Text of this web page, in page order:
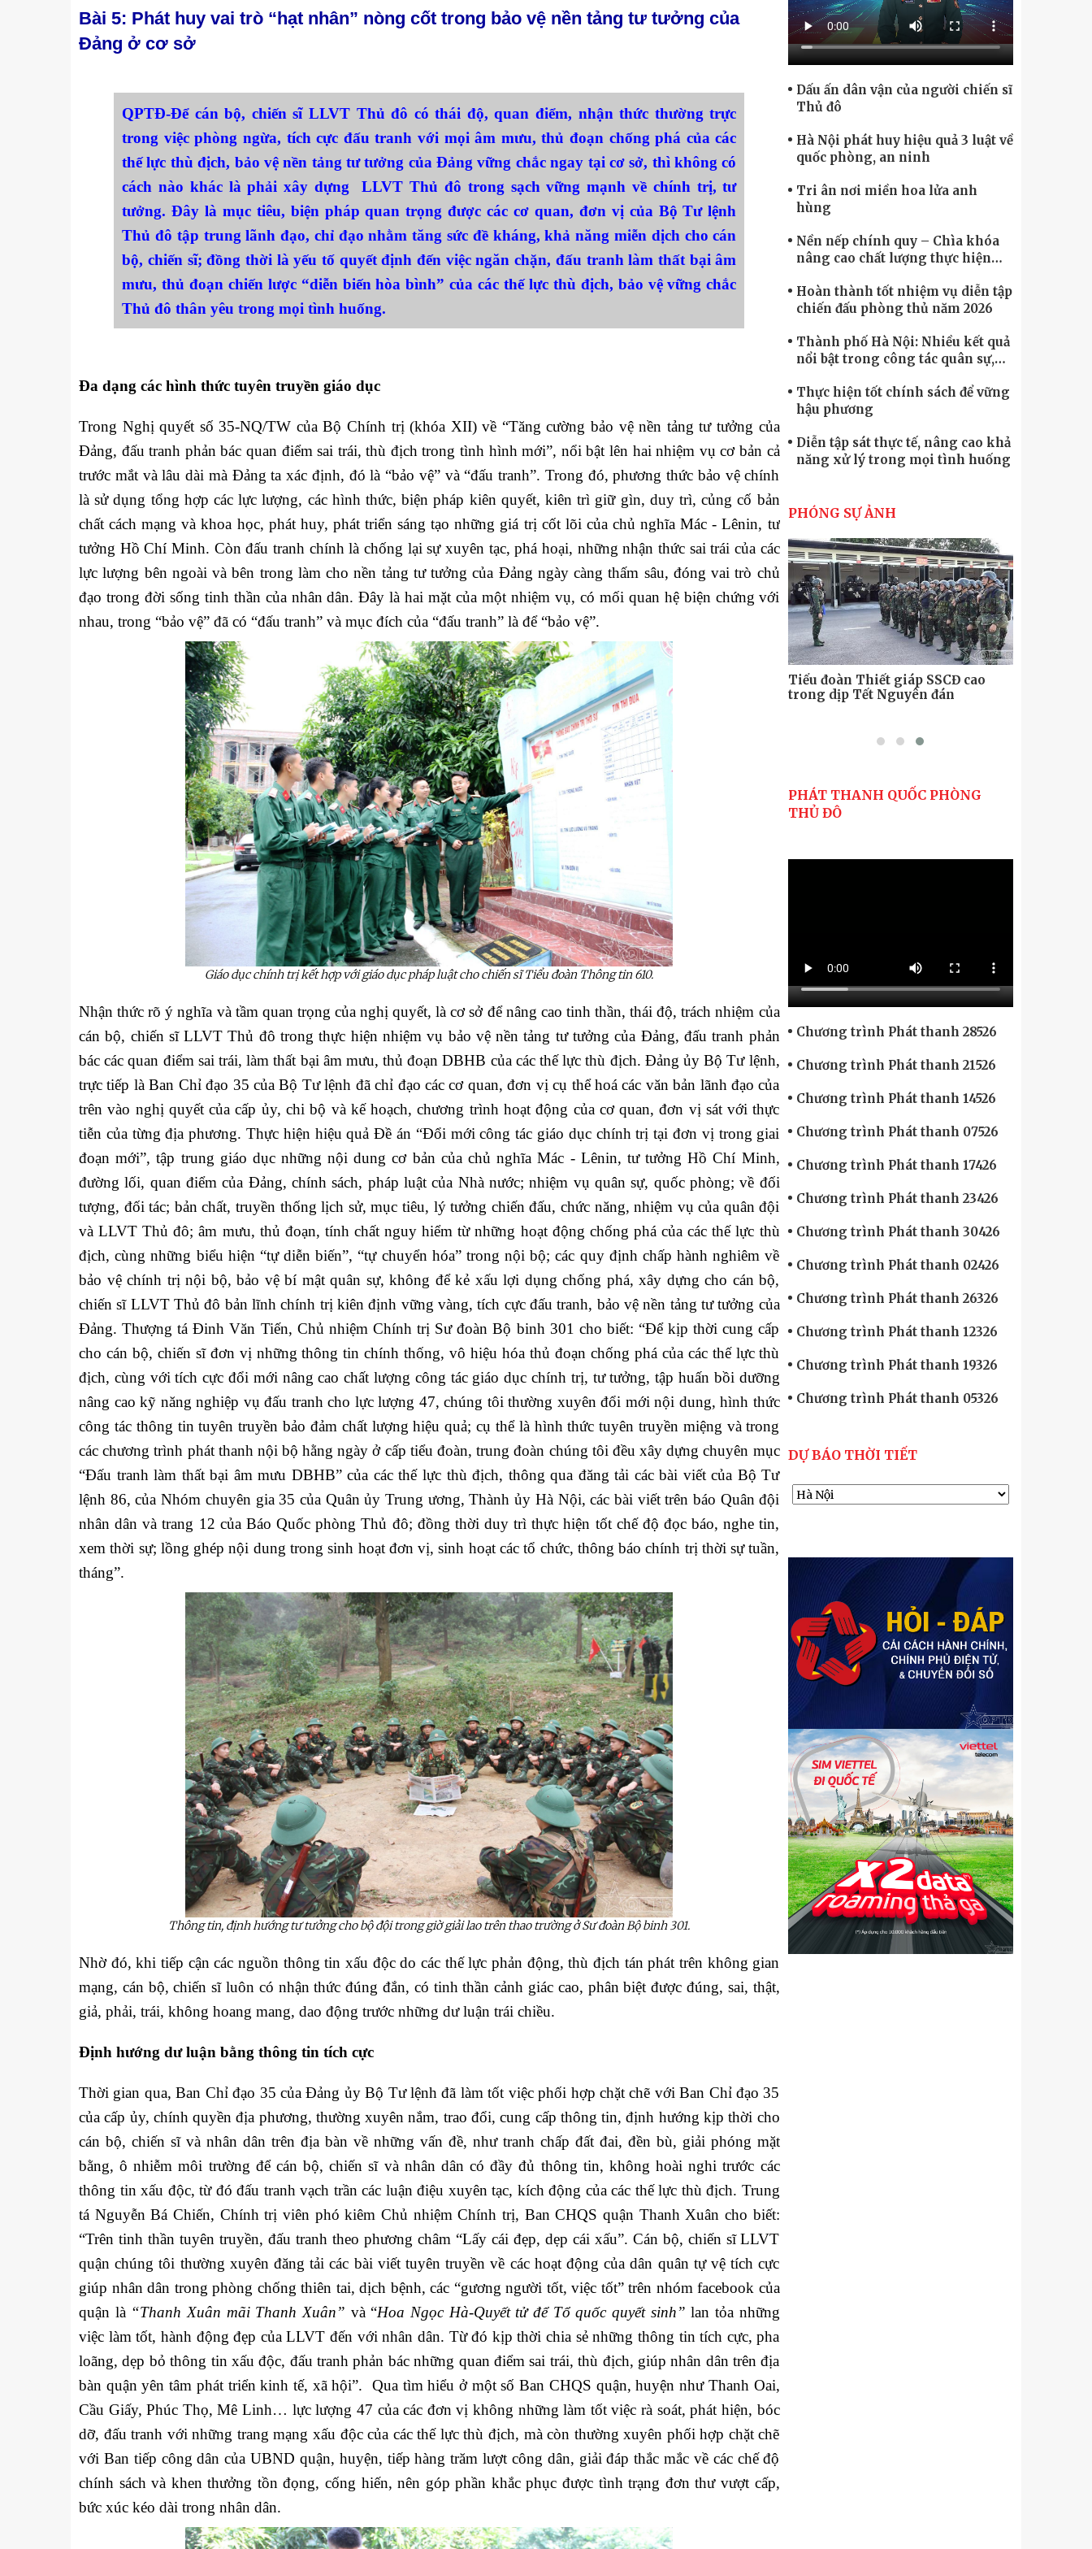
Cải cách hành chính, Chính phủ điện tử, Chuyển đổi số
Bài 5: Phát huy vai trò “hạt nhân” nòng cốt trong bảo vệ nền tảng tư tưởng của
Đảng ở cơ sở
QPTĐ-Để cán bộ, chiến sĩ LLVT Thủ đô có thái độ, quan điểm, nhận thức thường trực
trong việc phòng ngừa, tích cực đấu tranh với mọi âm mưu, thủ đoạn chống phá của các
thế lực thù địch, bảo vệ nền tảng tư tưởng của Đảng vững chắc ngay tại cơ sở, thì không có
cách nào khác là phải xây dựng LLVT Thủ đô trong sạch vững mạnh về chính trị, tư
tưởng. Đây là mục tiêu, biện pháp quan trọng được các cơ quan, đơn vị của Bộ Tư lệnh
Thủ đô tập trung lãnh đạo, chỉ đạo nhằm tăng sức đề kháng, khả năng miễn dịch cho cán
bộ, chiến sĩ; đồng thời là yếu tố quyết định đến việc ngăn chặn, đấu tranh làm thất bại âm
mưu, thủ đoạn chiến lược “diễn biến hòa bình” của các thế lực thù địch, bảo vệ vững chắc
Thủ đô thân yêu trong mọi tình huống.
Đa dạng các hình thức tuyên truyền giáo dục
Trong Nghị quyết số 35-NQ/TW của Bộ Chính trị (khóa XII) về “Tăng cường bảo vệ nền tảng tư tưởng của
Đảng, đấu tranh phản bác quan điểm sai trái, thù địch trong tình hình mới”, nổi bật lên hai nhiệm vụ cơ bản cả
trước mắt và lâu dài mà Đảng ta xác định, đó là “bảo vệ” và “đấu tranh”. Trong đó, phương thức bảo vệ chính
là sử dụng tổng hợp các lực lượng, các hình thức, biện pháp kiên quyết, kiên trì giữ gìn, duy trì, củng cố bản
chất cách mạng và khoa học, phát huy, phát triển sáng tạo những giá trị cốt lõi của chủ nghĩa Mác - Lênin, tư
tưởng Hồ Chí Minh. Còn đấu tranh chính là chống lại sự xuyên tạc, phá hoại, những nhận thức sai trái của các
lực lượng bên ngoài và bên trong làm cho nền tảng tư tưởng của Đảng ngày càng thấm sâu, đóng vai trò chủ
đạo trong đời sống tinh thần của nhân dân. Đây là hai mặt của một nhiệm vụ, có mối quan hệ biện chứng với
nhau, trong “bảo vệ” đã có “đấu tranh” và mục đích của “đấu tranh” là để “bảo vệ”.
Giáo dục chính trị kết hợp với giáo dục pháp luật cho chiến sĩ Tiểu đoàn Thông tin 610.
Nhận thức rõ ý nghĩa và tầm quan trọng của nghị quyết, là cơ sở để nâng cao tinh thần, thái độ, trách nhiệm của
cán bộ, chiến sĩ LLVT Thủ đô trong thực hiện nhiệm vụ bảo vệ nền tảng tư tưởng của Đảng, đấu tranh phản
bác các quan điểm sai trái, làm thất bại âm mưu, thủ đoạn DBHB của các thế lực thù địch. Đảng ủy Bộ Tư lệnh,
trực tiếp là Ban Chỉ đạo 35 của Bộ Tư lệnh đã chỉ đạo các cơ quan, đơn vị cụ thể hoá các văn bản lãnh đạo của
trên vào nghị quyết của cấp ủy, chi bộ và kế hoạch, chương trình hoạt động của cơ quan, đơn vị sát với thực
tiễn của từng địa phương. Thực hiện hiệu quả Đề án “Đổi mới công tác giáo dục chính trị tại đơn vị trong giai
đoạn mới”, tập trung giáo dục những nội dung cơ bản của chủ nghĩa Mác - Lênin, tư tưởng Hồ Chí Minh,
đường lối, quan điểm của Đảng, chính sách, pháp luật của Nhà nước; nhiệm vụ quân sự, quốc phòng; về đối
tượng, đối tác; bản chất, truyền thống lịch sử, mục tiêu, lý tưởng chiến đấu, chức năng, nhiệm vụ của quân đội
và LLVT Thủ đô; âm mưu, thủ đoạn, tính chất nguy hiểm từ những hoạt động chống phá của các thế lực thù
địch, cùng những biểu hiện “tự diễn biến”, “tự chuyển hóa” trong nội bộ; các quy định chấp hành nghiêm về
bảo vệ chính trị nội bộ, bảo vệ bí mật quân sự, không để kẻ xấu lợi dụng chống phá, xây dựng cho cán bộ,
chiến sĩ LLVT Thủ đô bản lĩnh chính trị kiên định vững vàng, tích cực đấu tranh, bảo vệ nền tảng tư tưởng của
Đảng. Thượng tá Đinh Văn Tiến, Chủ nhiệm Chính trị Sư đoàn Bộ binh 301 cho biết: “Để kịp thời cung cấp
cho cán bộ, chiến sĩ đơn vị những thông tin chính thống, vô hiệu hóa thủ đoạn chống phá của các thế lực thù
địch, cùng với tích cực đổi mới nâng cao chất lượng công tác giáo dục chính trị, tư tưởng, tập huấn bồi dưỡng
nâng cao kỹ năng nghiệp vụ đấu tranh cho lực lượng 47, chúng tôi thường xuyên đổi mới nội dung, hình thức
công tác thông tin tuyên truyền bảo đảm chất lượng hiệu quả; cụ thể là hình thức tuyên truyền miệng và trong
các chương trình phát thanh nội bộ hằng ngày ở cấp tiểu đoàn, trung đoàn chúng tôi đều xây dựng chuyên mục
“Đấu tranh làm thất bại âm mưu DBHB” của các thế lực thù địch, thông qua đăng tải các bài viết của Bộ Tư
lệnh 86, của Nhóm chuyên gia 35 của Quân ủy Trung ương, Thành ủy Hà Nội, các bài viết trên báo Quân đội
nhân dân và trang 12 của Báo Quốc phòng Thủ đô; đồng thời duy trì thực hiện tốt chế độ đọc báo, nghe tin,
xem thời sự; lồng ghép nội dung trong sinh hoạt đơn vị, sinh hoạt các tổ chức, thông báo chính trị thời sự tuần,
tháng”.
Thông tin, định hướng tư tưởng cho bộ đội trong giờ giải lao trên thao trường ở Sư đoàn Bộ binh 301.
Nhờ đó, khi tiếp cận các nguồn thông tin xấu độc do các thế lực phản động, thù địch tán phát trên không gian
mạng, cán bộ, chiến sĩ luôn có nhận thức đúng đắn, có tinh thần cảnh giác cao, phân biệt được đúng, sai, thật,
giả, phải, trái, không hoang mang, dao động trước những dư luận trái chiều.
Định hướng dư luận bằng thông tin tích cực
Thời gian qua, Ban Chỉ đạo 35 của Đảng ủy Bộ Tư lệnh đã làm tốt việc phối hợp chặt chẽ với Ban Chỉ đạo 35
của cấp ủy, chính quyền địa phương, thường xuyên nắm, trao đổi, cung cấp thông tin, định hướng kịp thời cho
cán bộ, chiến sĩ và nhân dân trên địa bàn về những vấn đề, như tranh chấp đất đai, đền bù, giải phóng mặt
bằng, ô nhiễm môi trường để cán bộ, chiến sĩ và nhân dân có đầy đủ thông tin, không hoài nghi trước các
thông tin xấu độc, từ đó đấu tranh vạch trần các luận điệu xuyên tạc, kích động của các thế lực thù địch. Trung
tá Nguyễn Bá Chiến, Chính trị viên phó kiêm Chủ nhiệm Chính trị, Ban CHQS quận Thanh Xuân cho biết:
“Trên tinh thần tuyên truyền, đấu tranh theo phương châm “Lấy cái đẹp, dẹp cái xấu”. Cán bộ, chiến sĩ LLVT
quận chúng tôi thường xuyên đăng tải các bài viết tuyên truyền về các hoạt động của dân quân tự vệ tích cực
giúp nhân dân trong phòng chống thiên tai, dịch bệnh, các “gương người tốt, việc tốt” trên nhóm facebook của
quận là “Thanh Xuân mãi Thanh Xuân” và “Hoa Ngọc Hà-Quyết tử để Tổ quốc quyết sinh” lan tỏa những
việc làm tốt, hành động đẹp của LLVT đến với nhân dân. Từ đó kịp thời chia sẻ những thông tin tích cực, pha
loãng, dẹp bỏ thông tin xấu độc, đấu tranh phản bác những quan điểm sai trái, thù địch, giúp nhân dân trên địa
bàn quận yên tâm phát triển kinh tế, xã hội”. Qua tìm hiểu ở một số Ban CHQS quận, huyện như Thanh Oai,
Cầu Giấy, Phúc Thọ, Mê Linh… lực lượng 47 của các đơn vị không những làm tốt việc rà soát, phát hiện, bóc
dỡ, đấu tranh với những trang mạng xấu độc của các thế lực thù địch, mà còn thường xuyên phối hợp chặt chẽ
với Ban tiếp công dân của UBND quận, huyện, tiếp hàng trăm lượt công dân, giải đáp thắc mắc về các chế độ
chính sách và khen thưởng tồn đọng, cống hiến, nên góp phần khắc phục được tình trạng đơn thư vượt cấp,
bức xúc kéo dài trong nhân dân.
Dấu ấn dân vận của người chiến sĩ
Thủ đô
Hà Nội phát huy hiệu quả 3 luật về
quốc phòng, an ninh
Tri ân nơi miền hoa lửa anh
hùng
Nền nếp chính quy – Chìa khóa
nâng cao chất lượng thực hiện
Hoàn thành tốt nhiệm vụ diễn tập
chiến đấu phòng thủ năm 2026
Thành phố Hà Nội: Nhiều kết quả
nổi bật trong công tác quân sự,
Thực hiện tốt chính sách để vững
hậu phương
Diễn tập sát thực tế, nâng cao khả
năng xử lý trong mọi tình huống
vệ “vững mạnh, rộng khắp” ngay
Trung đoàn Pháo binh 452: Huấn
luyện giỏi nâng cao sức mạnh
chiến đấu
Tiểu đoàn Thiết giáp hoàn thành
tốt diễn tập chiến thuật có bắn đạn
thật
Nơi sinh viên rèn ý trí, luyện kỹ
năng
PHÓNG SỰ ẢNH
Tiểu đoàn Thiết giáp SSCĐ cao
trong dịp Tết Nguyên đán
Bộ Tư lệnh Thủ đô và các tổ chức
chính trị-xã hội thành phố Hà Nội
thăm, động viên chiến sĩ mới
Hương Tết ra đảo tiền tiêu
Tiểu đoàn Thiết giáp SSCĐ cao
trong dịp Tết Nguyên đán
PHÁT THANH QUỐC PHÒNG
THỦ ĐÔ
Chương trình Phát thanh 28526
Chương trình Phát thanh 21526
Chương trình Phát thanh 14526
Chương trình Phát thanh 07526
Chương trình Phát thanh 17426
Chương trình Phát thanh 23426
Chương trình Phát thanh 30426
Chương trình Phát thanh 02426
Chương trình Phát thanh 26326
Chương trình Phát thanh 12326
Chương trình Phát thanh 19326
Chương trình Phát thanh 05326
DỰ BÁO THỜI TIẾT